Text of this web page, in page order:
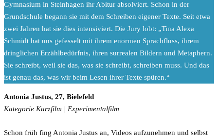
Gymnasium in Steinhagen ihr Abitur absolviert. Schon in der
Grundschule begann sie mit dem Schreiben eigener Texte. Seit etwa
zwei Jahren hat sie dies intensiviert. Die Jury lobt: „Tina Alexa
Schmidt hat uns gefesselt mit ihrem enormen Sprachfluss, ihrem
dringlichen Erzählbedürfnis, ihren surrealen Bildern und Metaphern.
Sie schreibt, weil sie das, was sie schreibt, schreiben muss. Und das
ist genau das, was wir beim Lesen ihrer Texte spüren.“
Antonia Justus, 27, Bielefeld
Kategorie Kurzfilm | Experimentalfilm
Schon früh fing Antonia Justus an, Videos aufzunehmen und selbst